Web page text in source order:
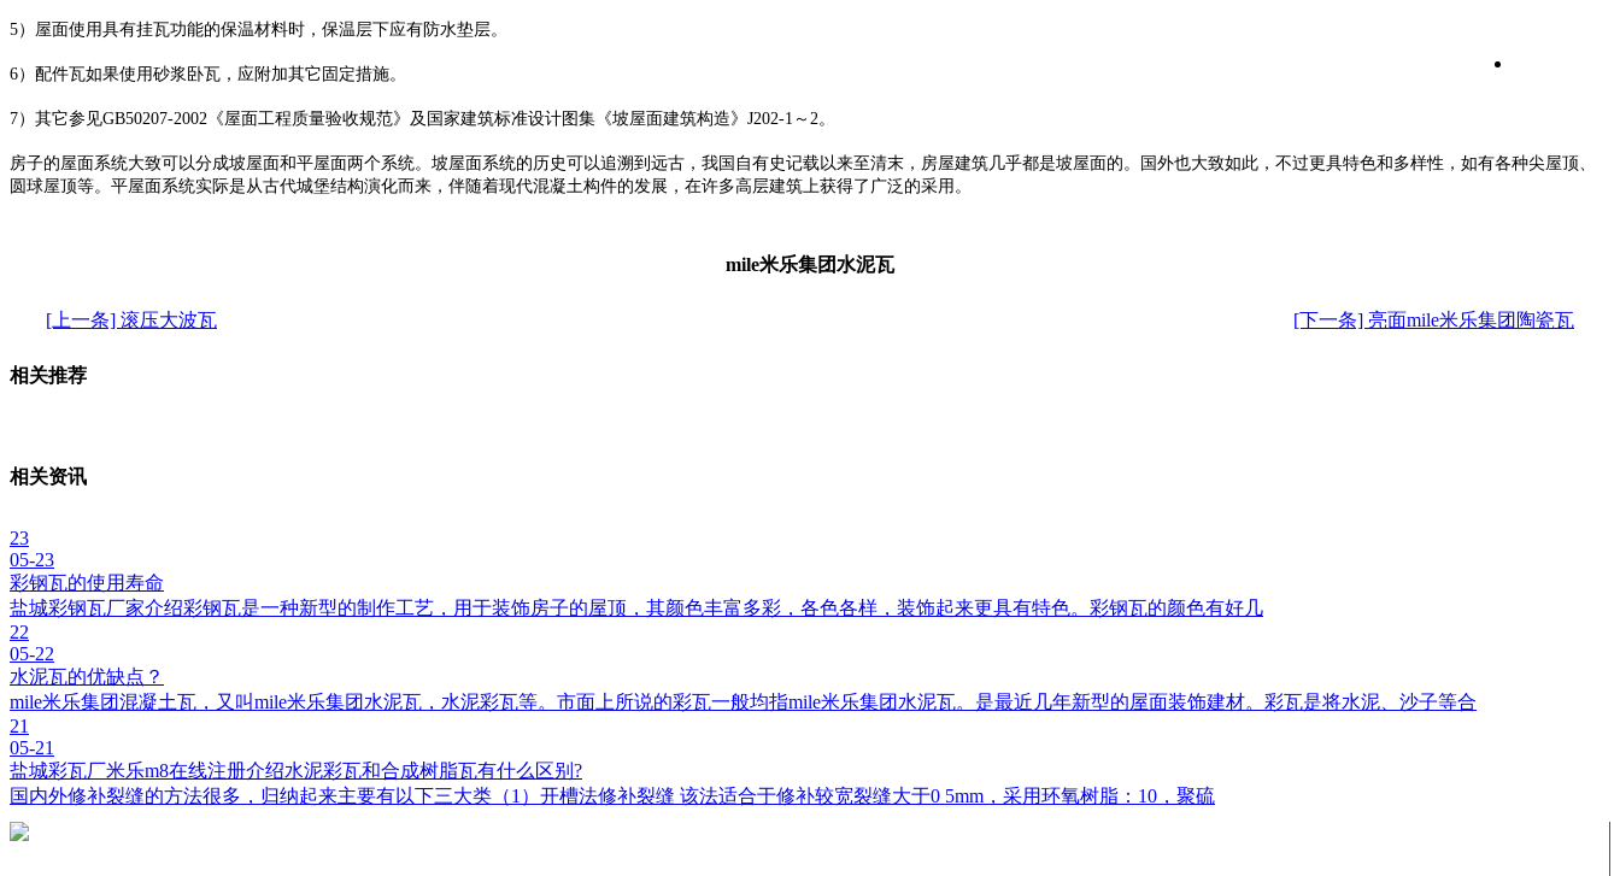
5）屋面使用具有挂瓦功能的保温材料时，保温层下应有防水垫层。
6）配件瓦如果使用砂浆卧瓦，应附加其它固定措施。
7）其它参见GB50207-2002《屋面工程质量验收规范》及国家建筑标准设计图集《坡屋面建筑构造》J202-1～2。
房子的屋面系统大致可以分成坡屋面和平屋面两个系统。坡屋面系统的历史可以追溯到远古，我国自有史记载以来至清末，房屋建筑几乎都是坡屋面的。国外也大致如此，不过更具特色和多样性，如有各种尖屋顶、
圆球屋顶等。平屋面系统实际是从古代城堡结构演化而来，伴随着现代混凝土构件的发展，在许多高层建筑上获得了广泛的采用。
mile米乐集团水泥瓦
[上一条] 滚压大波瓦 [下一条] 亮面mile米乐集团陶瓷瓦
相关推荐
相关资讯
23
05-23
彩钢瓦的使用寿命
盐城彩钢瓦厂家介绍彩钢瓦是一种新型的制作工艺，用于装饰房子的屋顶，其颜色丰富多彩，各色各样，装饰起来更具有特色。彩钢瓦的颜色有好几
22
05-22
水泥瓦的优缺点？
mile米乐集团混凝土瓦，又叫mile米乐集团水泥瓦，水泥彩瓦等。市面上所说的彩瓦一般均指mile米乐集团水泥瓦。是最近几年新型的屋面装饰建材。彩瓦是将水泥、沙子等合
21
05-21
盐城彩瓦厂米乐m8在线注册介绍水泥彩瓦和合成树脂瓦有什么区别?
国内外修补裂缝的方法很多，归纳起来主要有以下三大类（1）开槽法修补裂缝 该法适合于修补较宽裂缝大于0 5mm，采用环氧树脂：10，聚硫